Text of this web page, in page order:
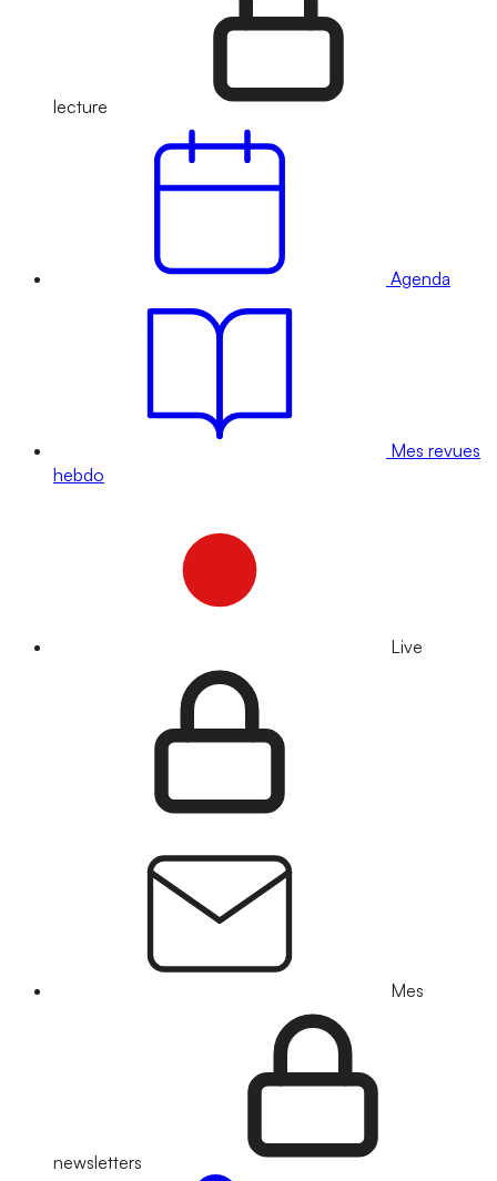
lecture
Agenda
Mes revues
hebdo
Live
Mes
newsletters